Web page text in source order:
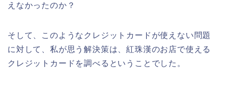
えなかったのか？
そして、このようなクレジットカードが使えない問題
に対して、私が思う解決策は、紅珠漢のお店で使える
クレジットカードを調べるということでした。